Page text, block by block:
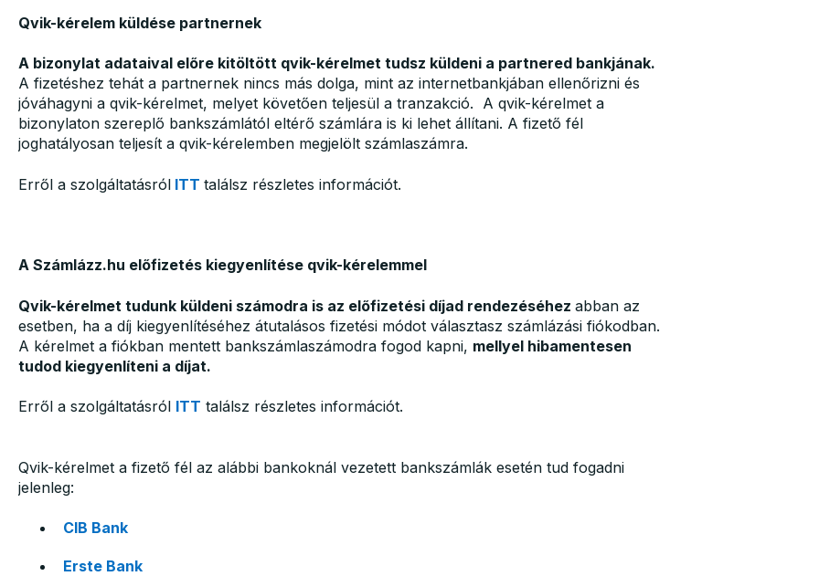
Qvik-kérelem küldése partnernek
A bizonylat adataival előre kitöltött qvik-kérelmet tudsz küldeni a partnered bankjának.
A fizetéshez tehát a partnernek nincs más dolga, mint az internetbankjában ellenőrizni és
jóváhagyni a qvik-kérelmet, melyet követően teljesül a tranzakció. A qvik-kérelmet a
bizonylaton szereplő bankszámlától eltérő számlára is ki lehet állítani. A fizető fél
joghatályosan teljesít a qvik-kérelemben megjelölt számlaszámra.
Erről a szolgáltatásról ITT találsz részletes információt.
A Számlázz.hu előfizetés kiegyenlítése qvik-kérelemmel
Qvik-kérelmet tudunk küldeni számodra is az előfizetési díjad rendezéséhez abban az
esetben, ha a díj kiegyenlítéséhez átutalásos fizetési módot választasz számlázási fiókodban.
A kérelmet a fiókban mentett bankszámlaszámodra fogod kapni, mellyel hibamentesen
tudod kiegyenlíteni a díjat.
Erről a szolgáltatásról ITT találsz részletes információt.
Qvik-kérelmet a fizető fél az alábbi bankoknál vezetett bankszámlák esetén tud fogadni
jelenleg:
CIB Bank
Erste Bank